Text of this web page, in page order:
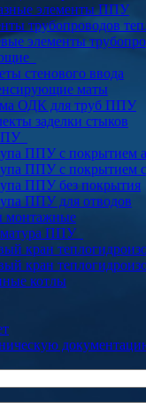
элементы ППУ
трубопроводов
элементы
стенового ввода
маты
ОДК для труб ППУ
заделки стыков
ППУ с покрытием
ППУ с покрытием
ППУ без покрытия
ППУ для отводов
монтажные
ППУ
кран
кран
котлы